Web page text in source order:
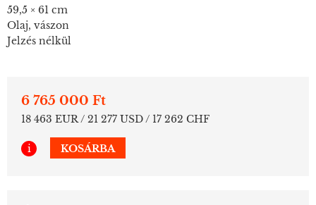
59,5 × 61 cm
Olaj, vászon
Jelzés nélkül
6 765 000 Ft
18 463 EUR / 21 277 USD / 17 262 CHF
i KOSÁRBA